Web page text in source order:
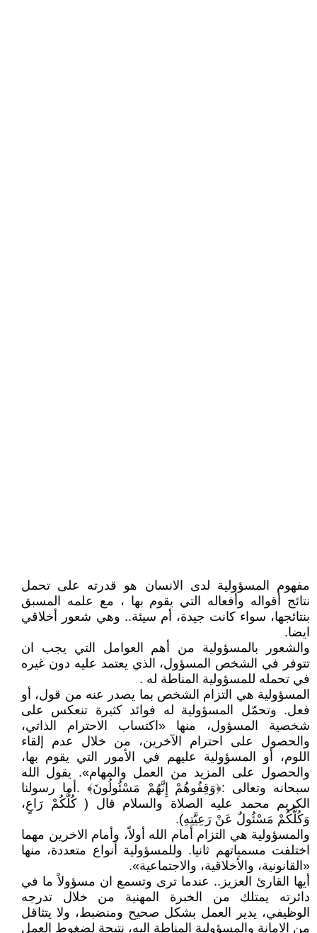
مفهوم المسؤولية لدى الانسان هو قدرته على تحمل
نتائج أقواله وأفعاله التي يقوم بها ، مع علمه المسبق
بنتائجها، سواء كانت جيدة، أم سيئة.. وهي شعور أخلاقي
ايضا.
والشعور بالمسؤولية من أهم العوامل التي يجب ان
تتوفر في الشخص المسؤول، الذي يعتمد عليه دون غيره
في تحمله للمسؤولية المناطة له .
المسؤولية هي التزام الشخص بما يصدر عنه من قول، أو
فعل. وتحمّل المسؤولية له فوائد كثيرة تنعكس على
شخصية المسؤول، منها «اكتساب الاحترام الذاتي،
والحصول على احترام الآخرين، من خلال عدم إلقاء
اللوم، أو المسؤولية عليهم في الأمور التي يقوم بها،
والحصول على المزيد من العمل والمهام». يقول الله
سبحانه وتعالى :﴿وَقِفُوهُمْ إِنَّهُمْ مَسْئُولُونَ﴾ .أما رسولنا
الكريم محمد عليه الصلاة والسلام قال ( كُلُّكُمْ رَاعٍ،
وَكُلُّكُمْ مَسْئُولٌ عَنْ رَعِيَّتِهِ).
والمسؤولية هي التزام أمام الله أولاً، وأمام الاخرين مهما
اختلفت مسمياتهم ثانيا. وللمسؤولية أنواع متعددة، منها
«القانونية، والأخلاقية، والاجتماعية».
أيها القارئ العزيز.. عندما ترى وتسمع ان مسؤولاً ما في
دائرته يمتلك من الخبرة المهنية من خلال تدرجه
الوظيفي، يدير العمل بشكل صحيح ومنضبط، ولا يتثاقل
من الامانة والمسؤولية المناطة اليه، نتيجة لضغوط العمل